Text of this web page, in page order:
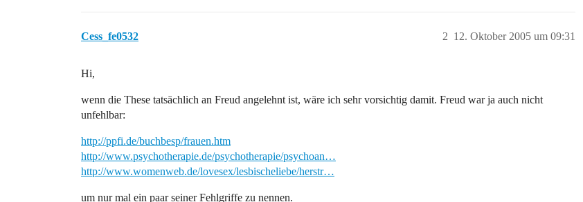
Cess_fe0532 12. Oktober 2005 um 09:31
2
Hi,
wenn die These tatsächlich an Freud angelehnt ist, wäre ich sehr vorsichtig damit. Freud war ja auch nicht
unfehlbar:
http://ppfi.de/buchbesp/frauen.htm
http://www.psychotherapie.de/psychotherapie/psychoan…
http://www.womenweb.de/lovesex/lesbischeliebe/herstr…
um nur mal ein paar seiner Fehlgriffe zu nennen.